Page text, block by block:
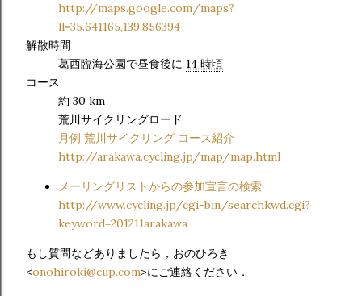
http://maps.google.com/maps?
ll=35.641165,139.856394
解散時間
葛西臨海公園で昼食後に 14 時頃
コース
約 30 km
荒川サイクリングロード
月例 荒川サイクリング コース紹介
http://arakawa.cycling.jp/map/map.html
メーリングリストからの参加宣言の検索
http://www.cycling.jp/cgi-bin/searchkwd.cgi?
keyword=201211arakawa
もし質問などありましたら，おのひろき
<onohiroki@cup.com>にご連絡ください．